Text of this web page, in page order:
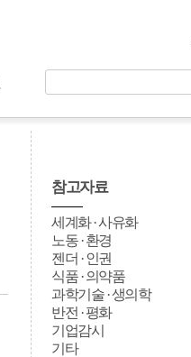
참고자료
세계화 · 사유화
노동 · 환경
젠더 · 인권
식품 · 의약품
과학기술 · 생의학
반전 · 평화
기업감시
기타